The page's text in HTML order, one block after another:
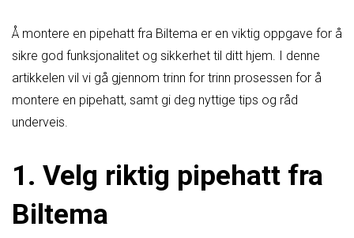
Å montere en pipehatt fra Biltema er en viktig oppgave for å
sikre god funksjonalitet og sikkerhet til ditt hjem. I denne
artikkelen vil vi gå gjennom trinn for trinn prosessen for å
montere en pipehatt, samt gi deg nyttige tips og råd
underveis.
1. Velg riktig pipehatt fra
Biltema